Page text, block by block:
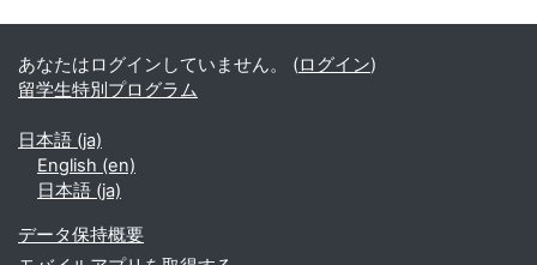
補助ブロック
あなたはログインしていません。 (ログイン)
留学生特別プログラム
日本語 ‎(ja)‎
English ‎(en)‎
日本語 ‎(ja)‎
データ保持概要